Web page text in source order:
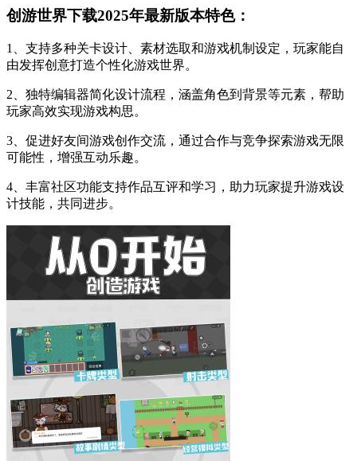
创游世界下载2025年最新版本特色：
1、支持多种关卡设计、素材选取和游戏机制设定，玩家能自
由发挥创意打造个性化游戏世界。
2、独特编辑器简化设计流程，涵盖角色到背景等元素，帮助
玩家高效实现游戏构思。
3、促进好友间游戏创作交流，通过合作与竞争探索游戏无限
可能性，增强互动乐趣。
4、丰富社区功能支持作品互评和学习，助力玩家提升游戏设
计技能，共同进步。